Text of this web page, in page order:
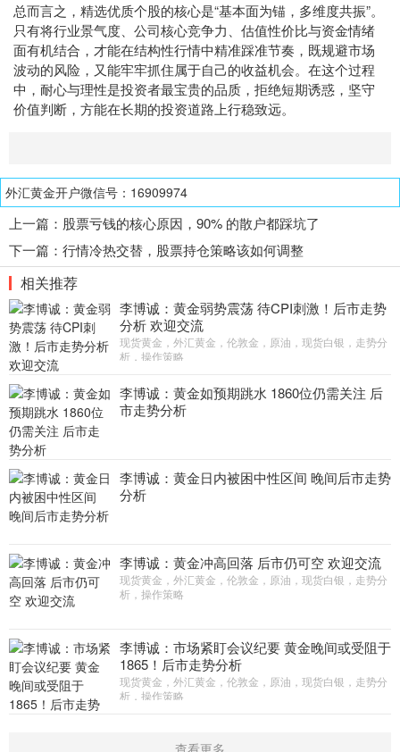
总而言之，精选优质个股的核心是“基本面为锚，多维度共振”。
只有将行业景气度、公司核心竞争力、估值性价比与资金情绪
面有机结合，才能在结构性行情中精准踩准节奏，既规避市场
波动的风险，又能牢牢抓住属于自己的收益机会。在这个过程
中，耐心与理性是投资者最宝贵的品质，拒绝短期诱惑，坚守
价值判断，方能在长期的投资道路上行稳致远。
外汇黄金开户微信号：16909974
上一篇： 股票亏钱的核心原因，90% 的散户都踩坑了
下一篇： 行情冷热交替，股票持仓策略该如何调整
相关推荐
李博诚：黄金弱势震荡 待CPI刺激！后市走势
分析 欢迎交流
现货黄金，外汇黄金，伦敦金，原油，现货白银，走势分
析，操作策略
李博诚：黄金如预期跳水 1860位仍需关注 后
市走势分析
李博诚：黄金日内被困中性区间 晚间后市走势
分析
李博诚：黄金冲高回落 后市仍可空 欢迎交流
现货黄金，外汇黄金，伦敦金，原油，现货白银，走势分
析，操作策略
李博诚：市场紧盯会议纪要 黄金晚间或受阻于
1865！后市走势分析
现货黄金，外汇黄金，伦敦金，原油，现货白银，走势分
析，操作策略
查看更多